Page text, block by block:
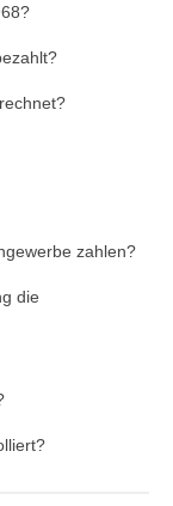
zahlen?
die